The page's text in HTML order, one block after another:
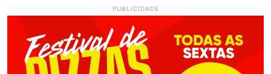
PUBLICIDADE